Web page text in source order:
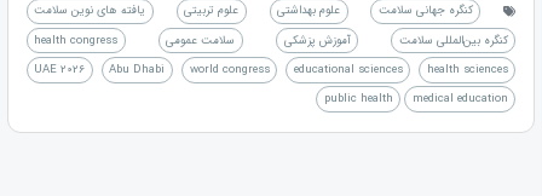
کنگره جهانی سلامت علوم بهداشتی علوم تربیتی
یافته های نوین سلامت
کنگره بین‌المللی سلامت
آموزش پزشکی سلامت عمومی
health congress
health sciences
educational sciences
world congress
Abu Dhabi
UAE 2026
medical education
public health